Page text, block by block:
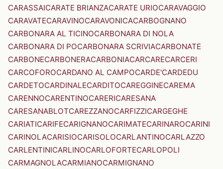
CARASSAICARATE BRIANZACARATE URIOCARAVAGGIO
CARAVATECARAVINOCARAVONICACARBOGNANO
CARBONARA AL TICINOCARBONARA DI NOLA
CARBONARA DI POCARBONARA SCRIVIACARBONATE
CARBONECARBONERACARBONIACARCARECARCERI
CARCOFOROCARDANO AL CAMPOCARDE'CARDEDU
CARDETOCARDINALECARDITOCAREGGINECAREMA
CARENNOCARENTINOCARERICARESANA
CARESANABLOTCAREZZANOCARFIZZICARGEGHE
CARIATICARIFECARIGNANOCARIMATECARINAROCARINI
CARINOLACARISIOCARISOLOCARLANTINOCARLAZZO
CARLENTINICARLINOCARLOFORTECARLOPOLI
CARMAGNOLACARMIANOCARMIGNANO